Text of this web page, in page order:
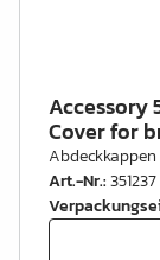
Accessory
Cover for
Art.-Nr.:351237